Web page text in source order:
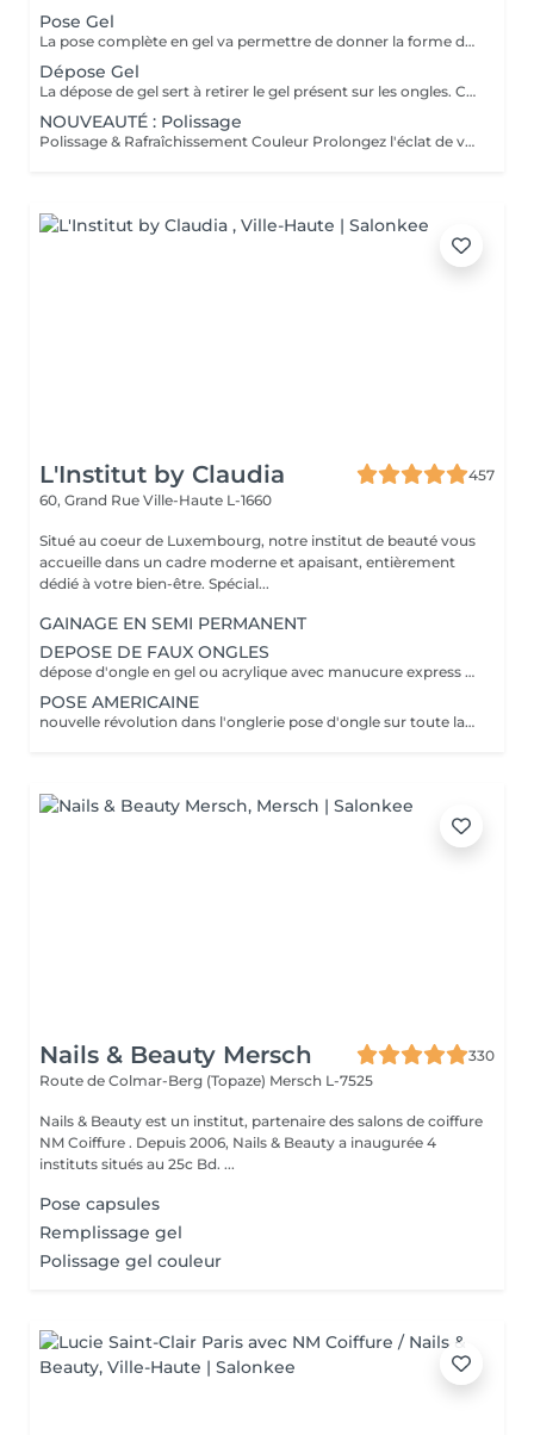
Pose Gel
La pose complète en gel va permettre de donner la forme désirée en rallongeant (ou pas) les ongles (préalablement préparés) soit par la technique du chablon (rallongement au gel) soit par les capsules. Ensuite vient la pose du gel qui sera façonné et enfin la pose de la couleur ou de la French.
Dépose Gel
La dépose de gel sert à retirer le gel présent sur les ongles. Cette prestation comprend uniquement le ponçage du gel et le raccourcissement des ongles.
NOUVEAUTÉ : Polissage
Polissage & Rafraîchissement Couleur Prolongez l'éclat de votre pose en toute simplicité. Après une pose complète ou un remplissage, profitez de ce service rapide qui permet de rafraîchir vos ongles sans recommencer une prestation complète. Nous préparons délicatement la surface existante, lissons la repousse et appliquons la couleur de votre choix pour un effet propre et soigné. Idéal entre deux remplissages, ce rendez-vous express vous offre des ongles impeccables et la liberté de changer de teinte selon vos envies.
L'Institut by Claudia
457
60, Grand Rue Ville-Haute L-1660
Situé au coeur de Luxembourg, notre institut de beauté vous
accueille dans un cadre moderne et apaisant, entièrement
dédié à votre bien-être. Spécial...
GAINAGE EN SEMI PERMANENT
DEPOSE DE FAUX ONGLES
dépose d'ongle en gel ou acrylique avec manucure express application d'un fortifiant pour l'ongle
POSE AMERICAINE
nouvelle révolution dans l'onglerie pose d'ongle sur toute la surface de l'ongle sans abimer les vôtres
Nails & Beauty Mersch
330
Route de Colmar-Berg (Topaze) Mersch L-7525
Nails & Beauty est un institut, partenaire des salons de coiffure
NM Coiffure . Depuis 2006, Nails & Beauty a inaugurée 4
instituts situés au 25c Bd. ...
Pose capsules
Remplissage gel
Polissage gel couleur